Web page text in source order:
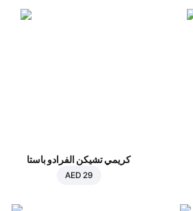
كريمي تشيكن الفرادو باستا
AED 29